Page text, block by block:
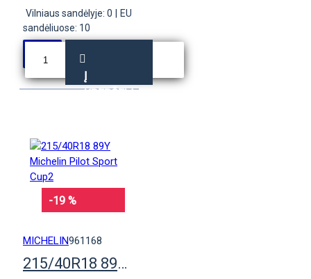
Vilniaus sandėlyje: 0
EU
sandėliuose: 10
Į
KREPŠELĮ
-19 %
MICHELIN961168
215/40R18 89Y Michelin Pilot Sport Cup2